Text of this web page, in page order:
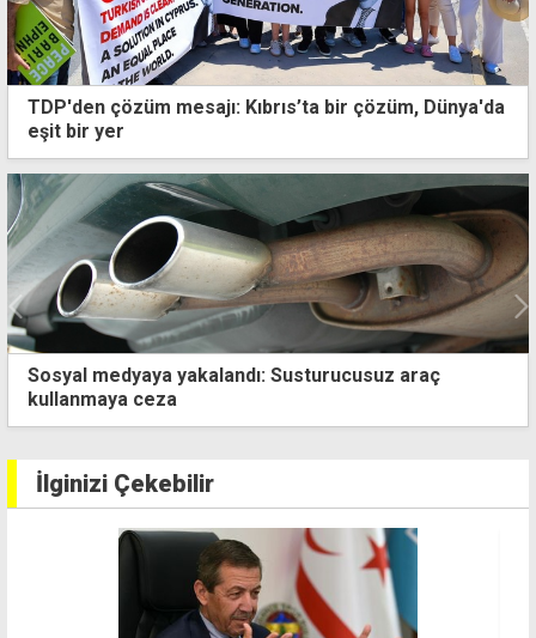
TDP'den çözüm mesajı: Kıbrıs’ta bir çözüm, Dünya'da
eşit bir yer
Sosyal medyaya yakalandı: Susturucusuz araç
kullanmaya ceza
İlginizi Çekebilir